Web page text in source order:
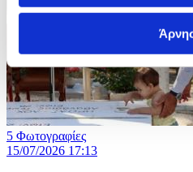
5 Φωτογραφίες
15/07/2026 17:13